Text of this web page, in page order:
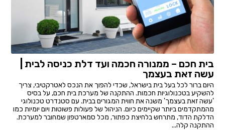
בית חכם – ממנורה חכמה ועד דלת כניסה לבית |
עשה זאת בעצמך
היום ברור לכל בעל בית בישראל, שכדי להפוך את הנכס לאטרקטיבי, צריך
להשקיע בטכנולוגיות חכמות. ההתקנה של מערכת בית חכם, על בסיס
'עשה זאת בעצמך' משנה את חווית המגורים בבית. עם סטנדרט טכנולוגי
מהמתקדמים ביותר שקיימים כיום. הניהול של פעולות פשוטות ויום יומיות כמו
הדלקת הדוד, מתרחש בלחיצת כפתור, מכל סמארטפון שמחובר למערכת.
ההתקנה קלה...